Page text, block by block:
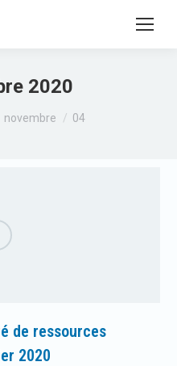
2020
novembre 04
de ressources
2020